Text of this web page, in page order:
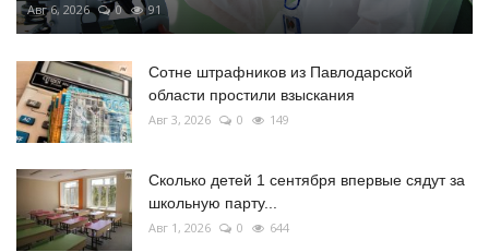
Авг 6, 2026 0 91
Сотне штрафников из Павлодарской
области простили взыскания
Авг 3, 2026 0 149
Сколько детей 1 сентября впервые сядут за
школьную парту...
Авг 1, 2026 0 644